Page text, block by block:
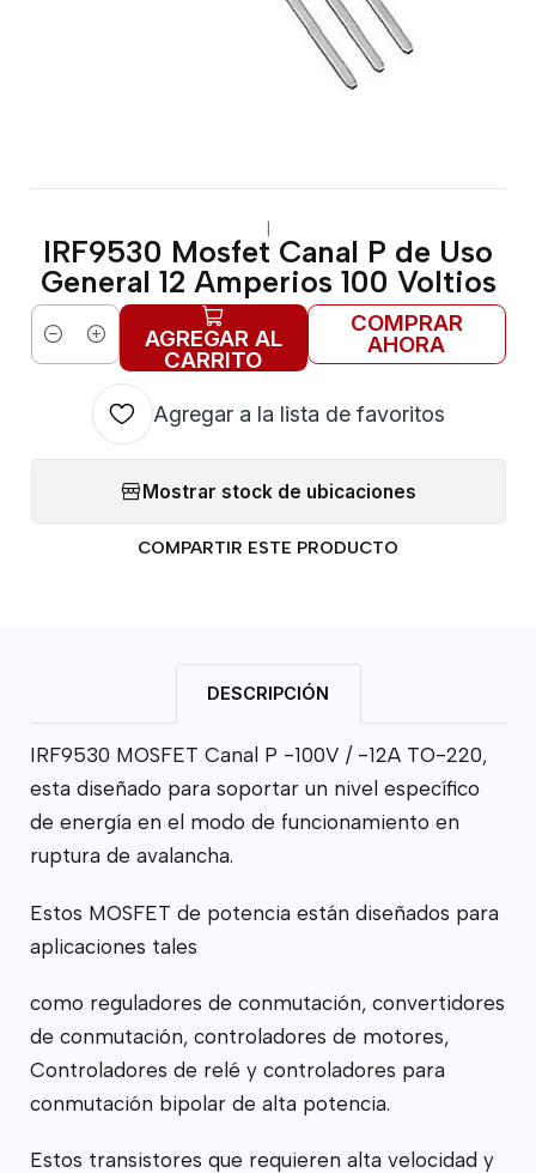
|
IRF9530 Mosfet Canal P de Uso
General 12 Amperios 100 Voltios
Cantidad AGREGAR AL
CARRITO
COMPRAR
AHORA
Agregar a la lista de favoritos
Mostrar stock de ubicaciones
COMPARTIR ESTE PRODUCTO
DESCRIPCIÓN
IRF9530 MOSFET Canal P -100V / -12A TO-220,
esta diseñado para soportar un nivel específico
de energía en el modo de funcionamiento en
ruptura de avalancha.
Estos MOSFET de potencia están diseñados para
aplicaciones tales
como reguladores de conmutación, convertidores
de conmutación, controladores de motores,
Controladores de relé y controladores para
conmutación bipolar de alta potencia.
Estos transistores que requieren alta velocidad y